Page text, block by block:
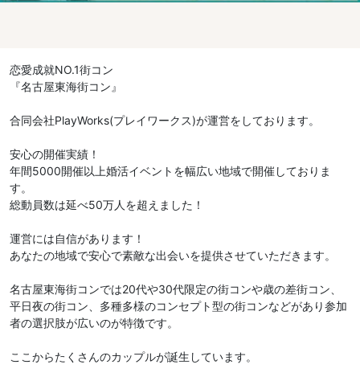
恋愛成就NO.1街コン
『名古屋東海街コン』
合同会社PlayWorks(プレイワークス)が運営をしております。
安心の開催実績！
年間5000開催以上婚活イベントを幅広い地域で開催しておりま
す。
総動員数は延べ50万人を超えました！
運営には自信があります！
あなたの地域で安心で素敵な出会いを提供させていただきます。
名古屋東海街コンでは20代や30代限定の街コンや歳の差街コン、
平日夜の街コン、多種多様のコンセプト型の街コンなどがあり参加
者の選択肢が広いのが特徴です。
ここからたくさんのカップルが誕生しています。